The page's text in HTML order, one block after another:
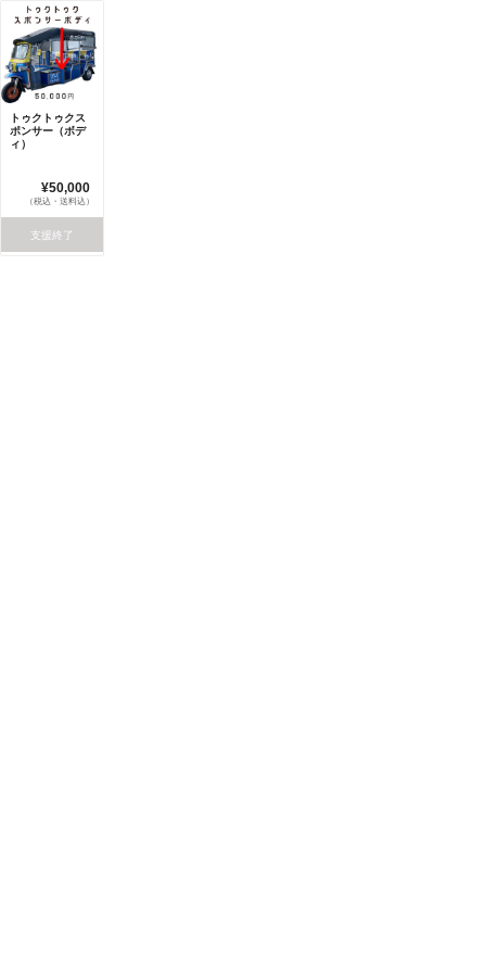
トゥクトゥクス
ポンサー（ボデ
ィ）
¥50,000
（税込・送料込）
支援終了